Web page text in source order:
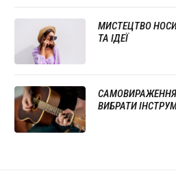
МИСТЕЦТВО
ТА ІДЕЇ
ВИБРАТИ